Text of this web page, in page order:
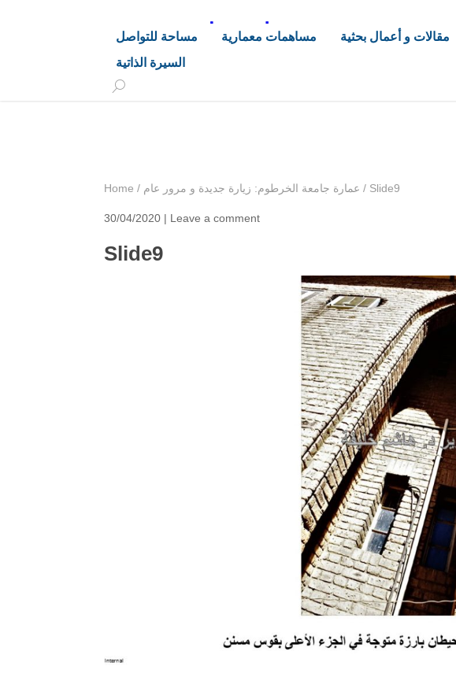
د. هاشم خليفة محجوب
مساحة للتواصل مساهمات معمارية مقالات و أعمال بحثية
السيرة الذاتية
Home / عمارة جامعة الخرطوم: زيارة جديدة و مرور عام / Slide9
30/04/2020 | Leave a comment
Slide9